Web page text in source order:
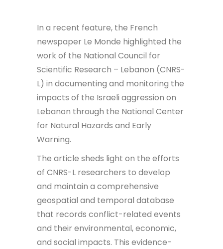
In a recent feature, the French
newspaper Le Monde highlighted the
work of the National Council for
Scientific Research – Lebanon (CNRS-
L) in documenting and monitoring the
impacts of the Israeli aggression on
Lebanon through the National Center
for Natural Hazards and Early
Warning.
The article sheds light on the efforts
of CNRS-L researchers to develop
and maintain a comprehensive
geospatial and temporal database
that records conflict-related events
and their environmental, economic,
and social impacts. This evidence-